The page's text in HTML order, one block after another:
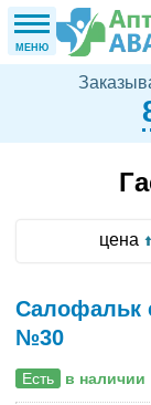
МЕНЮ
цена
Салофальк
№30
Есть в наличии